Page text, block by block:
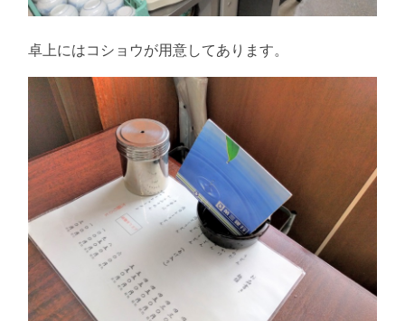
卓上にはコショウが用意してあります。